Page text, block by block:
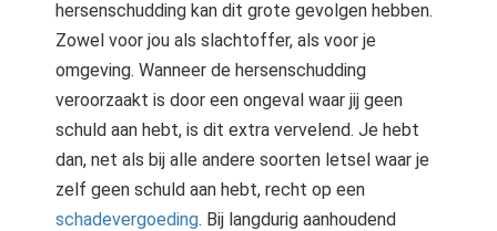
hersenschudding kan dit grote gevolgen hebben.
Zowel voor jou als slachtoffer, als voor je
omgeving. Wanneer de hersenschudding
veroorzaakt is door een ongeval waar jij geen
schuld aan hebt, is dit extra vervelend. Je hebt
dan, net als bij alle andere soorten letsel waar je
zelf geen schuld aan hebt, recht op een
schadevergoeding. Bij langdurig aanhoudend